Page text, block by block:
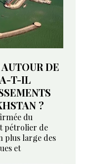
DE
T-IL
?
du
pétrolier de
plus large des
et